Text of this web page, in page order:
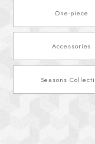
One-piece
Accessories
Seasons